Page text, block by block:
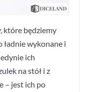
które będziemy
ładnie wykonane i
ich
na stół i z
– jest ich po